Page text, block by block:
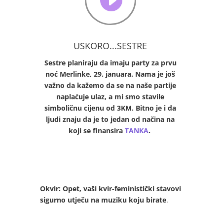
USKORO...SESTRE
Sestre planiraju da imaju party za prvu
noć Merlinke, 29. januara. Nama je još
važno da kažemo da se na naše partije
naplaćuje ulaz, a mi smo stavile
simboličnu cijenu od 3KM. Bitno je i da
ljudi znaju da je to jedan od načina na
koji se finansira TANKA.
Okvir: Opet, vaši kvir-feministički stavovi
sigurno utječu na muziku koju birate.